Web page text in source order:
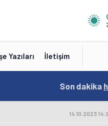
Yazıları İletişim
18:56 /
Son dakika
14.10.2023